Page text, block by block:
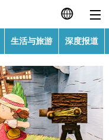
日本語
English
繁體字
Français
生活与旅游 深度报道